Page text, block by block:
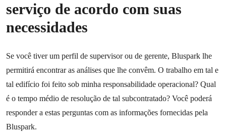
serviço de acordo com suas
necessidades
Se você tiver um perfil de supervisor ou de gerente, Bluspark lhe
permitirá encontrar as análises que lhe convêm. O trabalho em tal e
tal edifício foi feito sob minha responsabilidade operacional? Qual
é o tempo médio de resolução de tal subcontratado? Você poderá
responder a estas perguntas com as informações fornecidas pela
Bluspark.